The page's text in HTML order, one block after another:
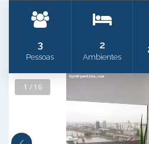
3
Pessoas
2
Ambientes
1 / 16